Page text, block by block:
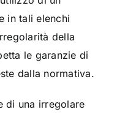
in tali elenchi
della
le garanzie di
dalla normativa.
di una irregolare